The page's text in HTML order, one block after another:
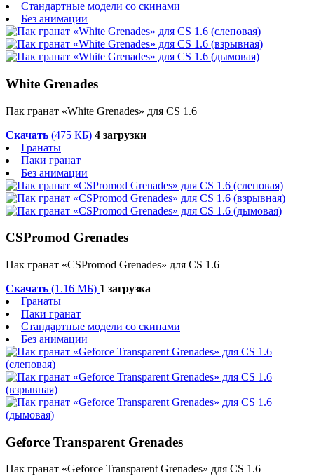
Стандартные модели со скинами
Без анимации
White Grenades
Пак гранат «White Grenades» для CS 1.6
Скачать (475 КБ) 4 загрузки
Гранаты
Паки гранат
Без анимации
CSPromod Grenades
Пак гранат «CSPromod Grenades» для CS 1.6
Скачать (1.16 МБ) 1 загрузка
Гранаты
Паки гранат
Стандартные модели со скинами
Без анимации
Geforce Transparent Grenades
Пак гранат «Geforce Transparent Grenades» для CS 1.6